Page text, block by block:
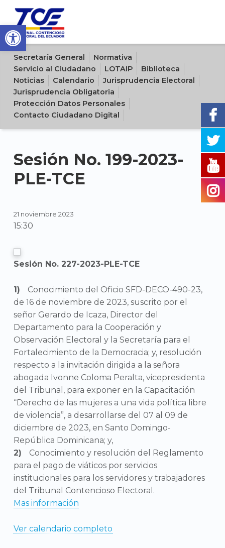
Open toolbar
Sitio oficial del Tribunal Contencioso Electoral del Ecuador
Secretaría General
Normativa
Servicio al Ciudadano
LOTAIP
Biblioteca
Noticias
Calendario
Jurisprudencia Electoral
Jurisprudencia Obligatoria
Protección Datos Personales
Contacto Ciudadano Digital
Sesión No. 199-2023-
PLE-TCE
21 noviembre 2023
15:30
Sesión No. 227-2023-PLE-TCE
Conocimiento del Oficio SFD-DECO-490-23,
de 16 de noviembre de 2023, suscrito por el
señor Gerardo de Icaza, Director del
Departamento para la Cooperación y
Observación Electoral y la Secretaría para el
Fortalecimiento de la Democracia; y, resolución
respecto a la invitación dirigida a la señora
abogada Ivonne Coloma Peralta, vicepresidenta
del Tribunal, para exponer en la Capacitación
“Derecho de las mujeres a una vida política libre
de violencia”, a desarrollarse del 07 al 09 de
diciembre de 2023, en Santo Domingo-
República Dominicana; y,
Conocimiento y resolución del Reglamento
para el pago de viáticos por servicios
institucionales para los servidores y trabajadores
del Tribunal Contencioso Electoral.
Mas información
Ver calendario completo